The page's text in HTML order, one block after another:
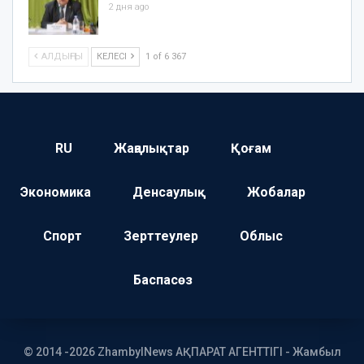
2 дня ago
АЛДЫҢҒЫ КЕЛЕСІ 1 of 6 367
RU Жаңалықтар Қоғам
Экономика Денсаулық Жобалар
Спорт Зерттеулер Облыс
Баспасөз
© 2014 -2026 ZhambylNews АҚПАРАТ АГЕНТТІГІ - Жамбыл